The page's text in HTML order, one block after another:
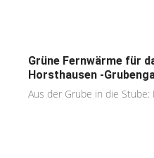
Grüne Fernwärme für
Horsthausen -
Aus der Grube in die Stube: